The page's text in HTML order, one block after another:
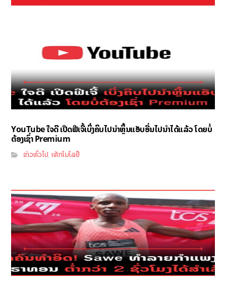
YouTube ໃຈດີ ເປີດຟີເຈີ້ເບິ່ງຄິບໄປນຳຫຼິ້ນແອັບອື່ນໄປນຳໄດ້ແລ້ວ ໂດຍບໍ່
ຕ້ອງເຊົ່າ Premium
ຂ່າວທົ່ວໄປ,ເທັກໂນໂລຢີ